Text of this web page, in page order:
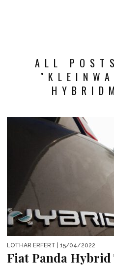
ALL
LOTHAR ERFERT | 15/04/2022
Fiat Panda Hybrid